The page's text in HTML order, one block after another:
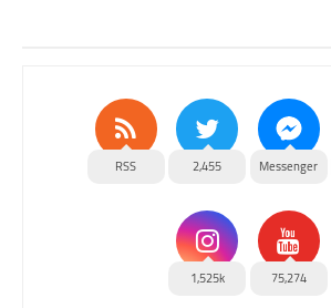
Messenger
2,455
RSS
75,274
1,525k